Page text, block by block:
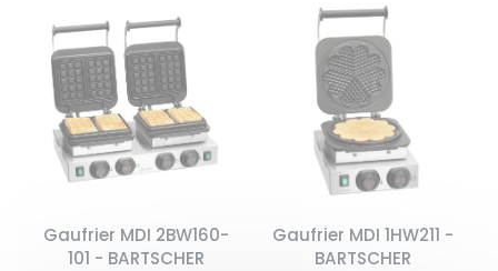
Gaufrier MDI 2BW160-
101 - BARTSCHER
Gaufrier MDI 1HW211 -
BARTSCHER